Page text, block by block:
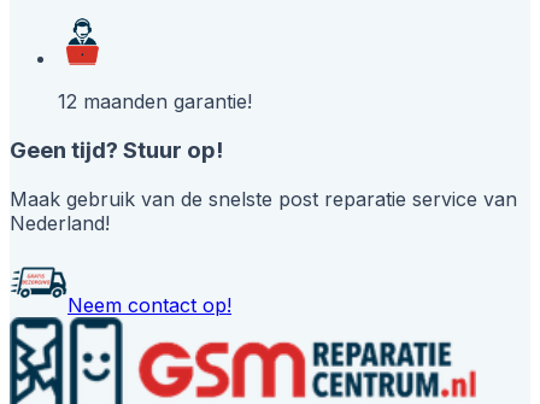
12 maanden garantie!
Geen tijd? Stuur op!
Maak gebruik van de snelste post reparatie service van
Nederland!
Neem contact op!